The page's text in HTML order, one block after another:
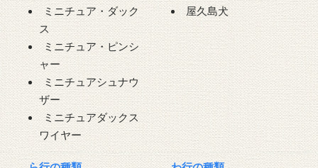
ミニチュア・ダック
ス
ミニチュア・ピンシ
ャー
ミニチュアシュナウ
ザー
ミニチュアダックス
ワイヤー
屋久島犬